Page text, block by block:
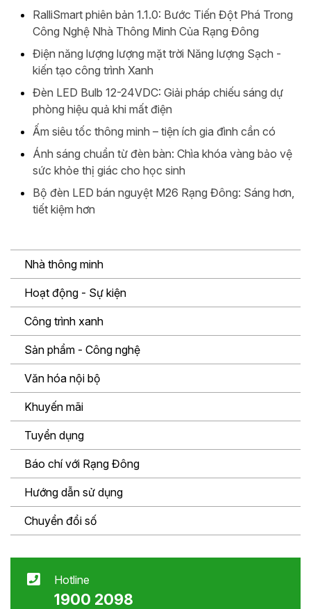
RalliSmart phiên bản 1.1.0: Bước Tiến Đột Phá Trong
Công Nghệ Nhà Thông Minh Của Rạng Đông
Điện năng lượng lượng mặt trời Năng lượng Sạch -
kiến tạo công trình Xanh
Đèn LED Bulb 12-24VDC: Giải pháp chiếu sáng dự
phòng hiệu quả khi mất điện
Ấm siêu tốc thông minh – tiện ích gia đình cần có
Ánh sáng chuẩn từ đèn bàn: Chìa khóa vàng bảo vệ
sức khỏe thị giác cho học sinh
Bộ đèn LED bán nguyệt M26 Rạng Đông: Sáng hơn,
tiết kiệm hơn
Nhà thông minh
Hoạt động - Sự kiện
Công trình xanh
Sản phẩm - Công nghệ
Văn hóa nội bộ
Khuyến mãi
Tuyển dụng
Báo chí với Rạng Đông
Hướng dẫn sử dụng
Chuyển đổi số
Hotline
1900 2098